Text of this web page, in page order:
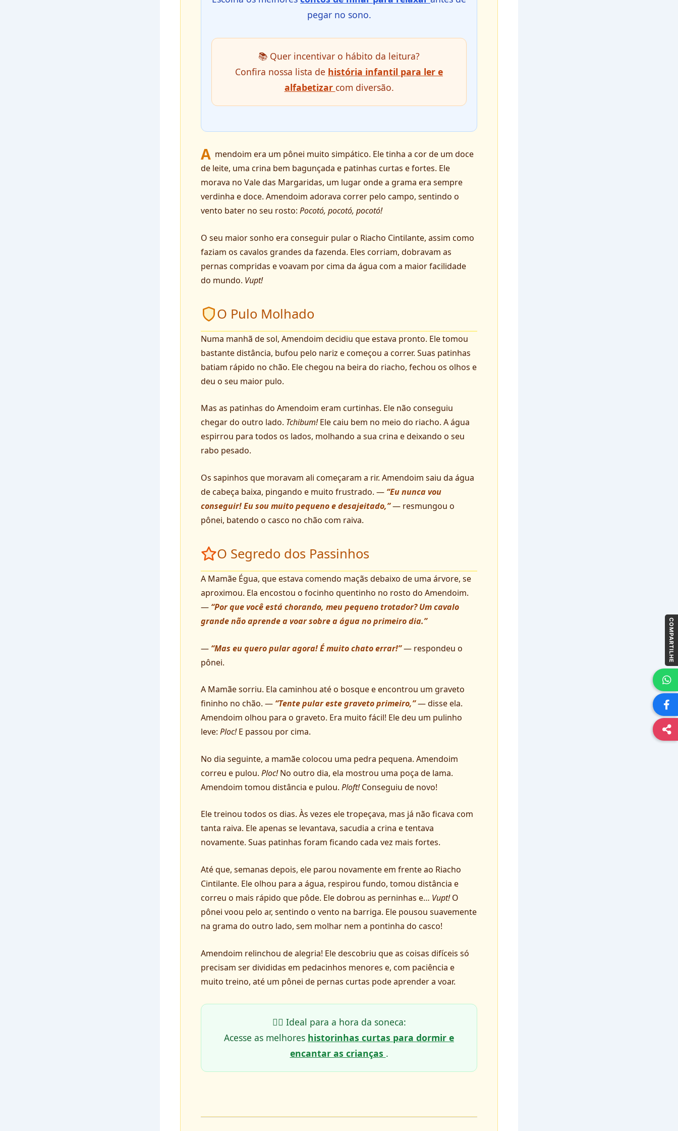
pegar no sono.
📚 Quer incentivar o hábito da leitura?
Confira nossa lista de história infantil para ler e
alfabetizar com diversão.
A mendoim era um pônei muito simpático. Ele tinha a cor de um doce
de leite, uma crina bem bagunçada e patinhas curtas e fortes. Ele
morava no Vale das Margaridas, um lugar onde a grama era sempre
verdinha e doce. Amendoim adorava correr pelo campo, sentindo o
vento bater no seu rosto: Pocotó, pocotó, pocotó!
O seu maior sonho era conseguir pular o Riacho Cintilante, assim como
faziam os cavalos grandes da fazenda. Eles corriam, dobravam as
pernas compridas e voavam por cima da água com a maior facilidade
do mundo. Vupt!
O Pulo Molhado
Numa manhã de sol, Amendoim decidiu que estava pronto. Ele tomou
bastante distância, bufou pelo nariz e começou a correr. Suas patinhas
batiam rápido no chão. Ele chegou na beira do riacho, fechou os olhos e
deu o seu maior pulo.
Mas as patinhas do Amendoim eram curtinhas. Ele não conseguiu
chegar do outro lado. Tchibum!Ele caiu bem no meio do riacho. A água
espirrou para todos os lados, molhando a sua crina e deixando o seu
rabo pesado.
Os sapinhos que moravam ali começaram a rir. Amendoim saiu da água
de cabeça baixa, pingando e muito frustrado. — “Eu nunca vou
conseguir! Eu sou muito pequeno e desajeitado,”— resmungou o
pônei, batendo o casco no chão com raiva.
O Segredo dos Passinhos
A Mamãe Égua, que estava comendo maçãs debaixo de uma árvore, se
aproximou. Ela encostou o focinho quentinho no rosto do Amendoim.
— “Por que você está chorando, meu pequeno trotador? Um cavalo
grande não aprende a voar sobre a água no primeiro dia.”
— “Mas eu quero pular agora! É muito chato errar!”— respondeu o
pônei.
A Mamãe sorriu. Ela caminhou até o bosque e encontrou um graveto
fininho no chão. — “Tente pular este graveto primeiro,”— disse ela.
Amendoim olhou para o graveto. Era muito fácil! Ele deu um pulinho
leve: Ploc!E passou por cima.
No dia seguinte, a mamãe colocou uma pedra pequena. Amendoim
correu e pulou. Ploc!No outro dia, ela mostrou uma poça de lama.
Amendoim tomou distância e pulou. Ploft!Conseguiu de novo!
Ele treinou todos os dias. Às vezes ele tropeçava, mas já não ficava com
tanta raiva. Ele apenas se levantava, sacudia a crina e tentava
novamente. Suas patinhas foram ficando cada vez mais fortes.
Até que, semanas depois, ele parou novamente em frente ao Riacho
Cintilante. Ele olhou para a água, respirou fundo, tomou distância e
correu o mais rápido que pôde. Ele dobrou as perninhas e… Vupt!O
pônei voou pelo ar, sentindo o vento na barriga. Ele pousou suavemente
na grama do outro lado, sem molhar nem a pontinha do casco!
Amendoim relinchou de alegria! Ele descobriu que as coisas difíceis só
precisam ser divididas em pedacinhos menores e, com paciência e
muito treino, até um pônei de pernas curtas pode aprender a voar.
🏃‍♂️ Ideal para a hora da soneca:
Acesse as melhores historinhas curtas para dormir e
encantar as crianças .
COMPARTILHE